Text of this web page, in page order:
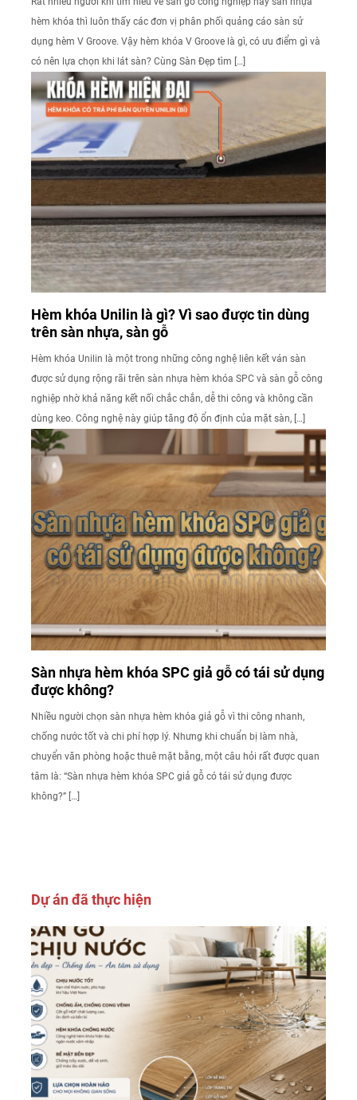
hèm khóa thì luôn thấy các đơn vị phân phối quảng cáo sàn sử
dụng hèm V Groove. Vậy hèm khóa V Groove là gì, có ưu điểm gì và
có nên lựa chọn khi lát sàn? Cùng Sàn Đẹp tìm […]
Hèm khóa Unilin là gì? Vì sao được tin dùng
trên sàn nhựa, sàn gỗ
Hèm khóa Unilin là một trong những công nghệ liên kết ván sàn
được sử dụng rộng rãi trên sàn nhựa hèm khóa SPC và sàn gỗ công
nghiệp nhờ khả năng kết nối chắc chắn, dễ thi công và không cần
dùng keo. Công nghệ này giúp tăng độ ổn định của mặt sàn, […]
Sàn nhựa hèm khóa SPC giả gỗ có tái sử dụng
được không?
Nhiều người chọn sàn nhựa hèm khóa giả gỗ vì thi công nhanh,
chống nước tốt và chi phí hợp lý. Nhưng khi chuẩn bị làm nhà,
chuyển văn phòng hoặc thuê mặt bằng, một câu hỏi rất được quan
tâm là: “Sàn nhựa hèm khóa SPC giả gỗ có tái sử dụng được
không?” […]
Dự án đã thực hiện